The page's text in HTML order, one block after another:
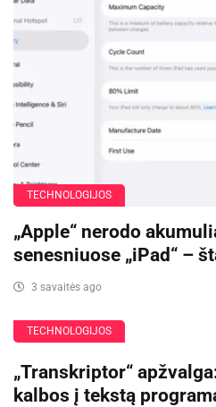
TECHNOLOGIJOS
„Apple“ nerodo
senesniuose „iPad“ –
3 savaitės ago
TECHNOLOGIJOS
„Transkriptor“
kalbos į tekstą